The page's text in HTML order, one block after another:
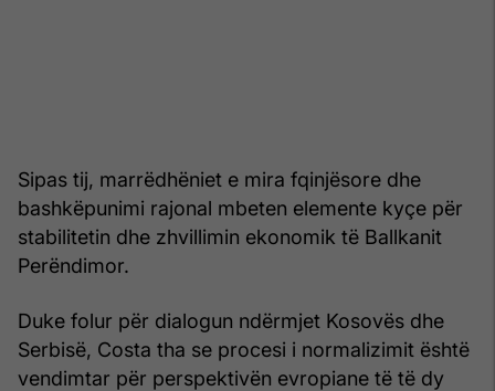
Sipas tij, marrëdhëniet e mira fqinjësore dhe
bashkëpunimi rajonal mbeten elemente kyçe për
stabilitetin dhe zhvillimin ekonomik të Ballkanit
Perëndimor.
Duke folur për dialogun ndërmjet Kosovës dhe
Serbisë, Costa tha se procesi i normalizimit është
vendimtar për perspektivën evropiane të të dy